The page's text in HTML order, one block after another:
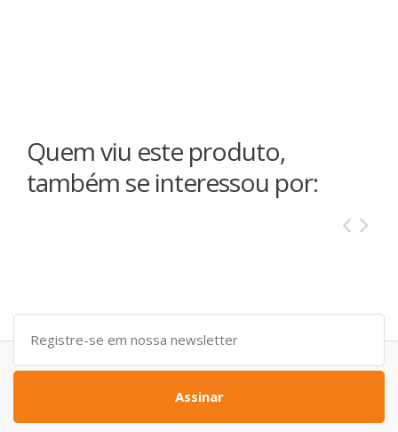
Quem viu este produto,
também se interessou por:
Assinar